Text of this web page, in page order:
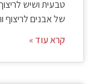
טבעית ושיש
של אבנים לריצוף
קרא עוד »